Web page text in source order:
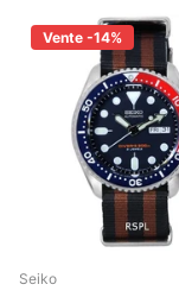
Vente -14%
Seiko